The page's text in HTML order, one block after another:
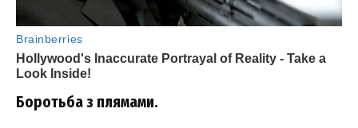
Боротьба з плямами.